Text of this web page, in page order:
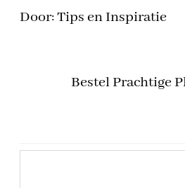
Door: Tips en Inspiratie
Bestel Prachtige